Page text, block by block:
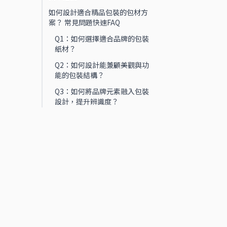
如何設計適合精品包裝的包材方
案？ 常見問題快速FAQ
Q1：如何選擇適合品牌的包裝
紙材？
Q2：如何設計能兼顧美觀與功
能的包裝結構？
Q3：如何將品牌元素融入包裝
設計，提升辨識度？